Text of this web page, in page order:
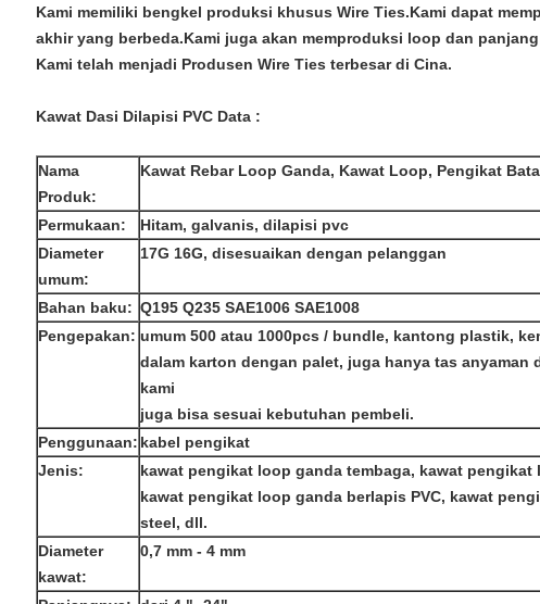
Kami memiliki bengkel produksi khusus Wire Ties.Kami dapat
akhir yang berbeda.Kami juga akan memproduksi loop dan
Kami telah menjadi Produsen Wire Ties terbesar di Cina.
Kawat Dasi Dilapisi PVC Data :
Nama
Produk:
Kawat Rebar Loop Ganda, Kawat Loop, Pengikat
Permukaan:
Hitam, galvanis, dilapisi pvc
Diameter
umum:
17G 16G, disesuaikan dengan pelanggan
Bahan baku: Q195 Q235 SAE1006 SAE1008
Pengepakan: umum 500 atau 1000pcs / bundle, kantong plastik,
dalam karton dengan palet, juga hanya tas anyaman
kami
juga bisa sesuai kebutuhan pembeli.
Penggunaan: kabel pengikat
Jenis:
kawat pengikat loop ganda tembaga, kawat pengikat
kawat pengikat loop ganda berlapis PVC, kawat
steel, dll.
Diameter
kawat:
0,7 mm - 4 mm